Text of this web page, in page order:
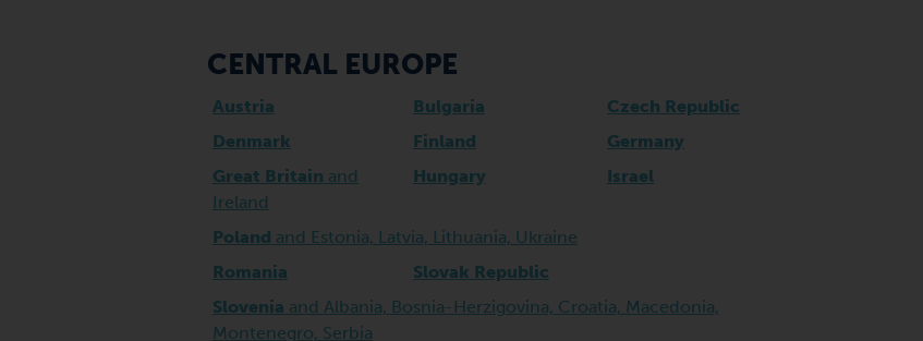
CENTRAL EUROPE
Austria Bulgaria
Czech Republic
Denmark
Finland
Germany
Great Britain and
Ireland
Hungary Israel
Poland and Estonia, Latvia, Lithuania, Ukraine
Romania
Slovak Republic
Slovenia and Albania, Bosnia-Herzigovina, Croatia, Macedonia,
Montenegro, Serbia